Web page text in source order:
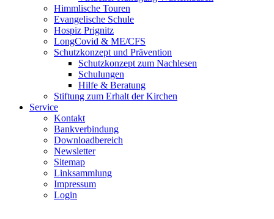
Himmlische Touren
Evangelische Schule
Hospiz Prignitz
LongCovid & ME/CFS
Schutzkonzept und Prävention
Schutzkonzept zum Nachlesen
Schulungen
Hilfe & Beratung
Stiftung zum Erhalt der Kirchen
Service
Kontakt
Bankverbindung
Downloadbereich
Newsletter
Sitemap
Linksammlung
Impressum
Login